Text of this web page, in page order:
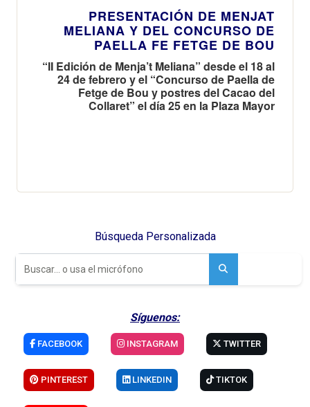
PRESENTACIÓN DE MENJAT
MELIANA Y DEL CONCURSO DE
PAELLA FE FETGE DE BOU
“II Edición de Menja’t Meliana” desde el 18 al
24 de febrero y el “Concurso de Paella de
Fetge de Bou y postres del Cacao del
Collaret” el día 25 en la Plaza Mayor
Búsqueda Personalizada
Síguenos:
FACEBOOK INSTAGRAM TWITTER
PINTEREST LINKEDIN TIKTOK